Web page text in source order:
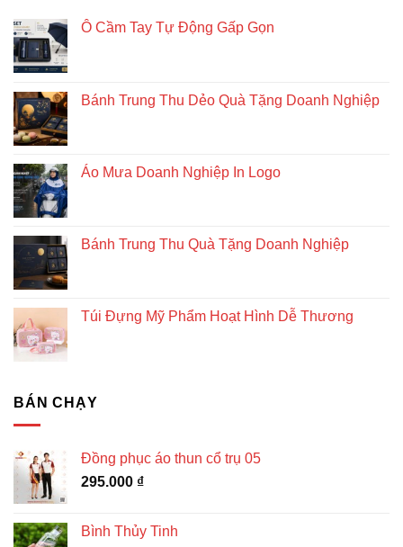
Ô Cầm Tay Tự Động Gấp Gọn
Bánh Trung Thu Dẻo Quà Tặng Doanh Nghiệp
Áo Mưa Doanh Nghiệp In Logo
Bánh Trung Thu Quà Tặng Doanh Nghiệp
Túi Đựng Mỹ Phẩm Hoạt Hình Dễ Thương
BÁN CHẠY
Đồng phục áo thun cổ trụ 05
295.000 ₫
Bình Thủy Tinh